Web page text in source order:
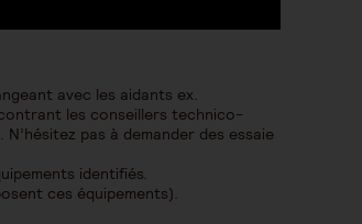
avec les aidants ex.
les conseillers technico-
pas à demander des essaie
identifiés.
ces équipements).